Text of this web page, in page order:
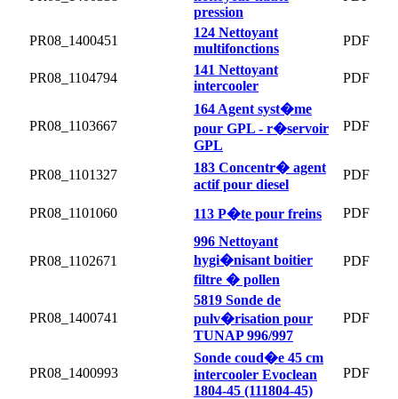
pression
PR08_1400451
124 Nettoyant
multifonctions
PDF
PR08_1104794
141 Nettoyant
intercooler
PDF
PR08_1103667
164 Agent syst�me
pour GPL - r�servoir
GPL
PDF
PR08_1101327
183 Concentr� agent
actif pour diesel
PDF
PR08_1101060 113 P�te pour freins PDF
PR08_1102671
996 Nettoyant
hygi�nisant boitier
filtre � pollen
PDF
PR08_1400741
5819 Sonde de
pulv�risation pour
TUNAP 996/997
PDF
PR08_1400993
Sonde coud�e 45 cm
intercooler Evoclean
1804-45 (111804-45)
PDF